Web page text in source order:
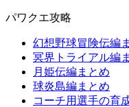
パワクエ攻略
幻想野球冒険伝編
冥界トライアル編
月姫伝編まとめ
球炎島編まとめ
コーチ用選手の育